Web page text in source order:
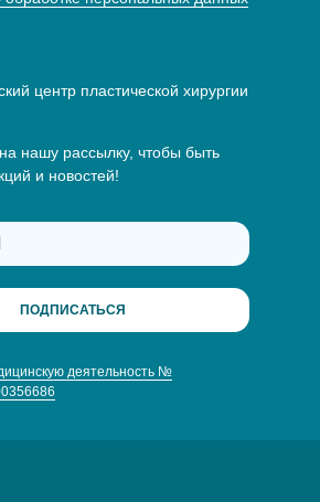
центр пластической хирургии
нашу рассылку, чтобы быть
и новостей!
ПОДПИСАТЬСЯ
деятельность №